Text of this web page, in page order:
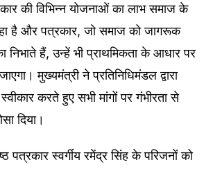
की विभिन्न योजनाओं का लाभ समाज के
है और पत्रकार, जो समाज को जागरूक
निभाते हैं, उन्हें भी प्राथमिकता के आधार पर
मुख्यमंत्री ने प्रतिनिधिमंडल द्वारा
करते हुए सभी मांगों पर गंभीरता से
दिया।
पत्रकार स्वर्गीय रमेंद्र सिंह के परिजनों को